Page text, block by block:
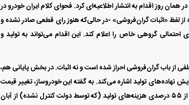
همان روز اقدام به انتشار اطلاعیه‌ای کرد. فحوای کلام ایران خودرو در
از لفظ «اثبات گران‌فروشی» -در حالی‌که هنوز رای قطعی صادر نشده و
گروهی خاص را اعلام کند. این اقدام می‌تواند به تولید و
از باب گران‌فروشی احراز شده است و نه اثبات. در بخش پایانی هم،
نهاده‌های تولید اشاره می‌کند. به گفته این خودروساز، تغییر قیمت
محصولاتش قانونی بوده است، چراکه این تغییرات با وجود افزایش بیش از ۵۵ درصدی هزینه‌های تولید (که توسط دولت کنترل نشده) از آبان